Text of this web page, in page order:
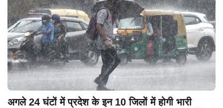
अगले 24 घंटों में प्रदेश के इन 10 जिलों में होगी भारी